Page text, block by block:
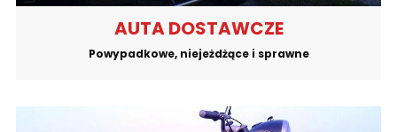
AUTA DOSTAWCZE
Powypadkowe, niejeżdżące i sprawne